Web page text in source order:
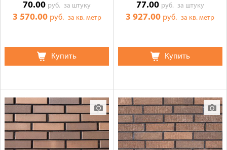
70.00 руб.за штуку
3 570.00 руб. за кв. метр
Купить
77.00 руб. за штуку
3 927.00 руб.за кв. метр
Купить